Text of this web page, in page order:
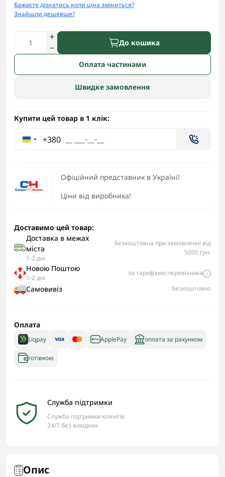
Офіційний представник в Україні!
Ціни від виробника!
Бажаєте дізнатись коли ціна зміниться?
Знайшли дешевше?
До кошика
Оплата частинами
Швидке замовлення
Купити цей товар в 1 клік:
+380
Доставимо цей товар:
Доставка в межах
міста
1-2 дні
Безкоштовна при замовленні від
5000 грн.
Новою Поштою
1-2 дні
за тарифами перевізника
Самовивіз безкоштовно
Оплата
Liqpay ApplePay оплата за рахунком
готівкою
Служба підтримки
Служба підтримки клієнтів
24/7 без вихідних
Опис